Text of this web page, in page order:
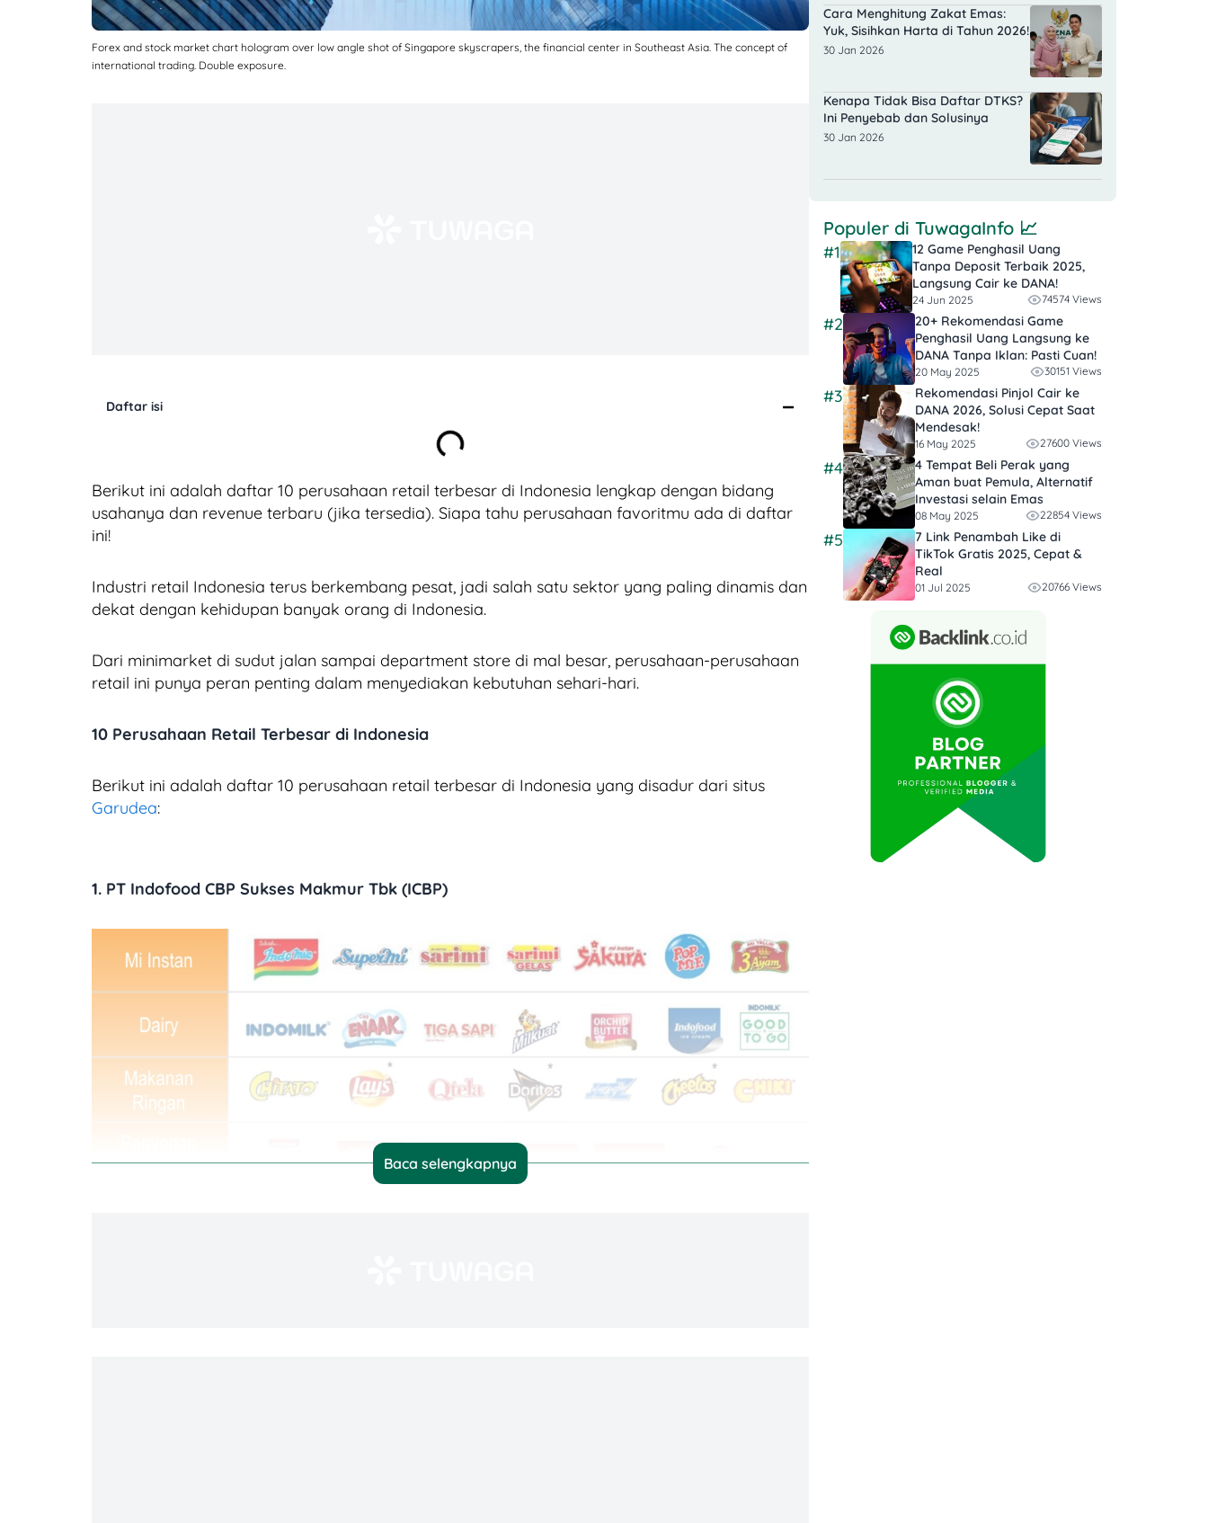
Forex and stock market chart hologram over low angle shot of Singapore skyscrapers, the financial center in Southeast Asia. The concept of
international trading. Double exposure.
Daftar isi
Berikut ini adalah daftar 10 perusahaan retail terbesar di Indonesia lengkap dengan bidang
usahanya dan revenue terbaru (jika tersedia). Siapa tahu perusahaan favoritmu ada di daftar
ini!
Industri retail Indonesia terus berkembang pesat, jadi salah satu sektor yang paling dinamis dan
dekat dengan kehidupan banyak orang di Indonesia.
Dari minimarket di sudut jalan sampai department store di mal besar, perusahaan-perusahaan
retail ini punya peran penting dalam menyediakan kebutuhan sehari-hari.
10 Perusahaan Retail Terbesar di Indonesia
Berikut ini adalah daftar 10 perusahaan retail terbesar di Indonesia yang disadur dari situs
Garudea:
1. PT Indofood CBP Sukses Makmur Tbk (ICBP)
Baca selengkapnya
Cara Menghitung Zakat Emas:
Yuk, Sisihkan Harta di Tahun 2026!
30 Jan 2026
Kenapa Tidak Bisa Daftar DTKS?
Ini Penyebab dan Solusinya
30 Jan 2026
Populer di TuwagaInfo 📈
#1
12 Game Penghasil Uang
Tanpa Deposit Terbaik 2025,
Langsung Cair ke DANA!
24 Jun 2025 74574 Views
#2
20+ Rekomendasi Game
Penghasil Uang Langsung ke
DANA Tanpa Iklan​: Pasti Cuan!
20 May 2025 30151 Views
#3
Rekomendasi Pinjol Cair ke
DANA 2026, Solusi Cepat Saat
Mendesak!
16 May 2025 27600 Views
#4
4 Tempat Beli Perak yang
Aman buat Pemula, Alternatif
Investasi selain Emas
08 May 2025 22854 Views
#5
7 Link Penambah Like di
TikTok Gratis 2025, Cepat &
Real
01 Jul 2025 20766 Views